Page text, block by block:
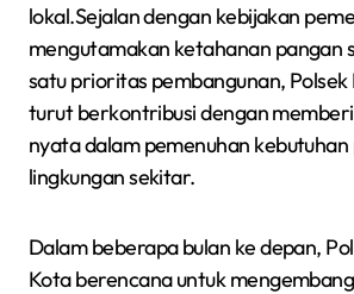
lokal.Sejalan dengan kebijakan
mengutamakan ketahanan pangan
satu prioritas pembangunan,
turut berkontribusi dengan
nyata dalam pemenuhan kebutuhan
lingkungan sekitar.
Dalam beberapa bulan ke depan,
Kota berencana untuk